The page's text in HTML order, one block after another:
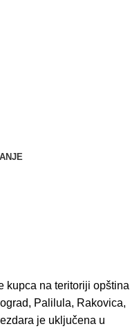
kupca na teritoriji opština
Palilula, Rakovica,
je uključena u